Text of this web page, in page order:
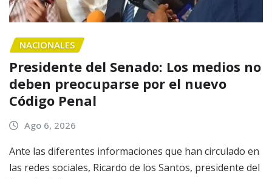
NACIONALES
Presidente del Senado: Los medios no
deben preocuparse por el nuevo
Código Penal
Ago 6, 2026
Ante las diferentes informaciones que han circulado en
las redes sociales, Ricardo de los Santos, presidente del